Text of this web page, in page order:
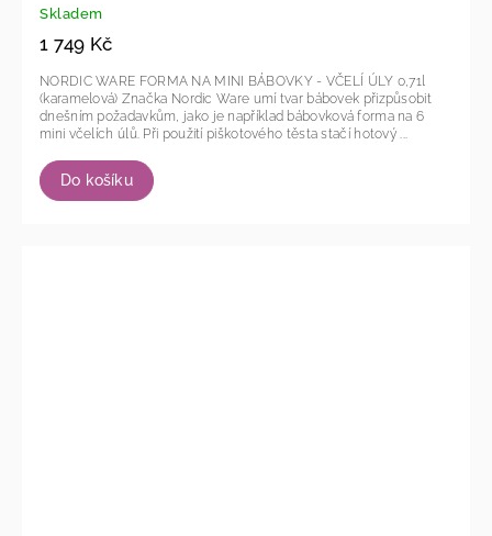
Skladem
1 749 Kč
Do košíku
NORDIC WARE FORMA NA MINI BÁBOVKY - VČELÍ ÚLY 0,71l
(karamelová) Značka Nordic Ware umí tvar bábovek přizpůsobit
dnešním požadavkům, jako je například bábovková forma na 6
mini včelích úlů. Při použití piškotového těsta stačí hotový ...